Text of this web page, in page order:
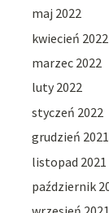
maj 2022
kwiecień 2022
marzec 2022
luty 2022
styczeń 2022
grudzień 2021
listopad 2021
październik